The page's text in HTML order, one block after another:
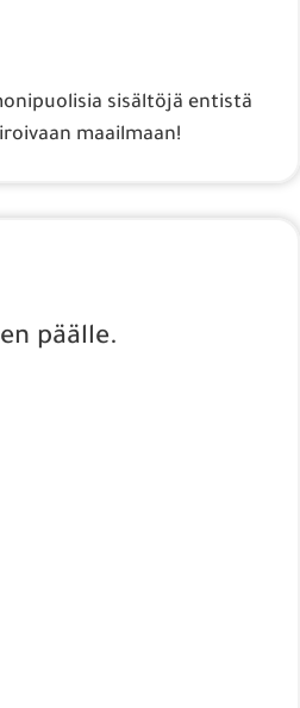
sisältöjä entistä
maailmaan!
päälle.